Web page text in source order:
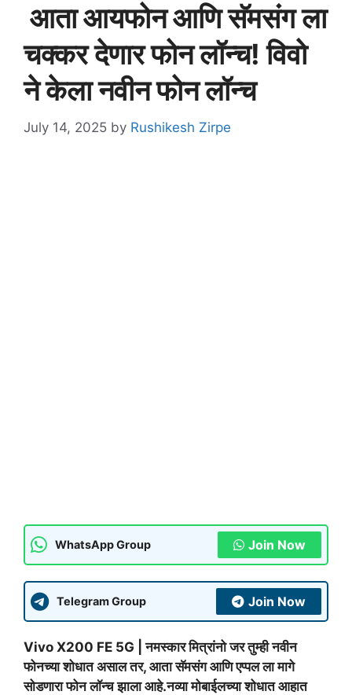
आता आयफोन आणि सॅमसंग ला
चक्कर देणार फोन लॉन्च! विवो
ने केला नवीन फोन लॉन्च
July 14, 2025 by Rushikesh Zirpe
WhatsApp Group Join Now
Telegram Group Join Now
Vivo X200 FE 5G | नमस्कार मित्रांनो जर तुम्ही नवीन
फोनच्या शोधात असाल तर, आता सॅमसंग आणि एप्पल ला मागे
सोडणारा फोन लॉन्च झाला आहे.नव्या मोबाईलच्या शोधात आहात